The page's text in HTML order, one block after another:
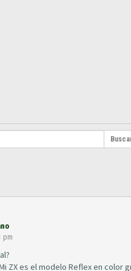
pm
ZX es el modelo Reflex en color